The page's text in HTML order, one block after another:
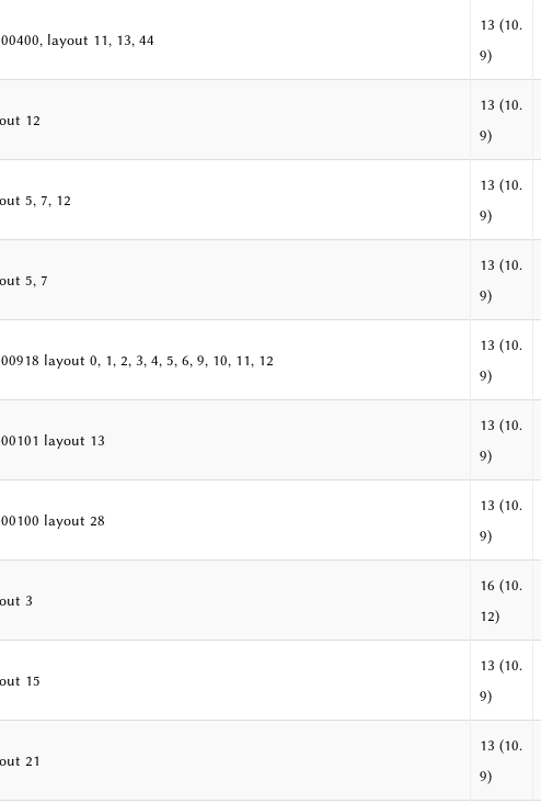
layout 11, 13, 44
13 (10.
9)
12
13 (10.
9)
5, 7, 12
13 (10.
9)
5, 7
13 (10.
9)
layout 0, 1, 2, 3, 4, 5, 6, 9, 10, 11, 12
13 (10.
9)
layout 13
13 (10.
9)
layout 28
13 (10.
9)
3
16 (10.
12)
15
13 (10.
9)
21
13 (10.
9)